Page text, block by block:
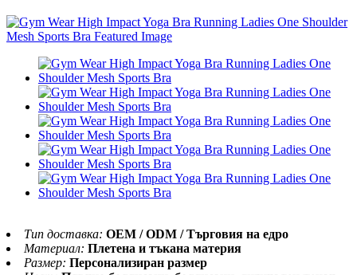
Тип доставка: OEM / ODM / Търговия на едро
Материал: Плетена и тъкана материя
Размер: Персонализиран размер